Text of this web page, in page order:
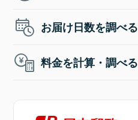
お届け日数を調べる
料金を計算・調べる